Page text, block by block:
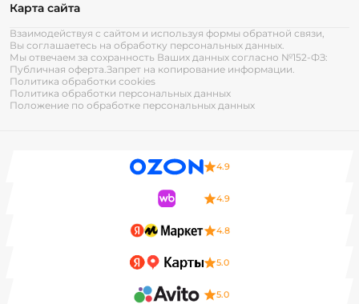
Карта сайта
Взаимодействуя с сайтом и используя формы обратной связи,
Вы соглашаетесь на обработку персональных данных.
Мы отвечаем за сохранность Ваших данных согласно №152-ФЗ:
Публичная оферта.Запрет на копирование информации.
Политика обработки cookies
Политика обработки персональных данных
Положение по обработке персональных данных
4.9
4.9
4.8
5.0
5.0